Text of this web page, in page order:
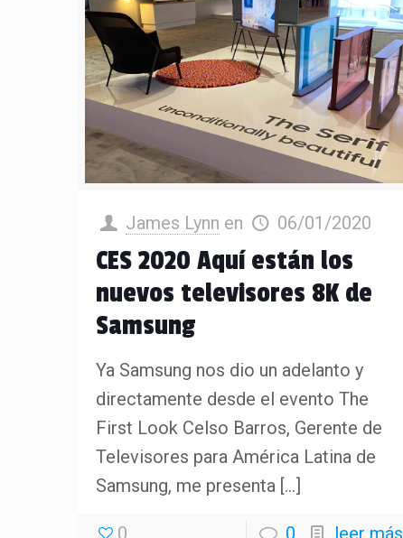
James Lynn en 06/01/2020
CES 2020 Aquí están los
nuevos televisores 8K de
Samsung
Ya Samsung nos dio un adelanto y
directamente desde el evento The
First Look Celso Barros, Gerente de
Televisores para América Latina de
Samsung, me presenta […]
0 0 leer más